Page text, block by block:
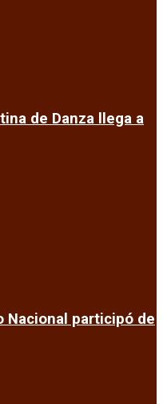
de Danza llega a
Nacional participó de